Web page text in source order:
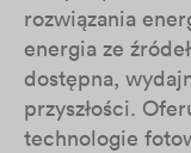
rozwiązania
energia ze
dostępna,
przyszłości.
technologie